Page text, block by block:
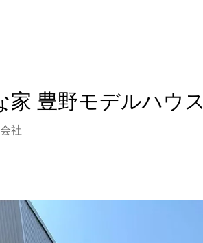
家 豊野モデルハウス
社